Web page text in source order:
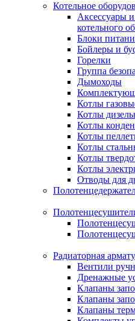
Котельное
Аксессуары
котельного
Блоки
Бойлеры и
Горелки
Группа
Дымоходы
Котлы
Котлы
Котлы
Котлы
Котлы
Котлы
Котлы
Отводы для
Радиаторная
Вентили
Дренажные
Клапаны
Клапаны
Клапаны